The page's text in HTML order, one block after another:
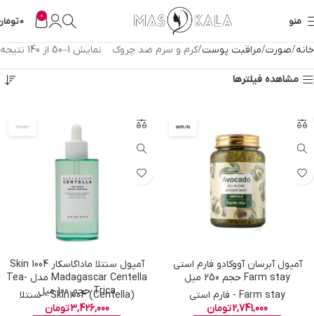
منو 0
0
خانه صورت مراقبت پوست کرم و سرم ضد چروک نمایش 1–50 از 140 نتیجه
مشاهده فیلترها
آمپول آبرسان آووکادو فارم استی
Farm stay حجم 250 میل
Farm stay - فارم استی
2,741,000تومان
آمپول سنتلا ماداگاسکار Skin 1004
Madagascar Centella مدل Tea-
Trica حجم 100 میل
Skin1004 (Centella) - سنتلا
3,426,000تومان